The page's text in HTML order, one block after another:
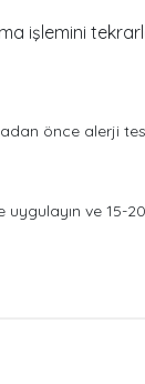
işlemini
önce alerji
ve 15-